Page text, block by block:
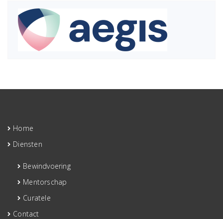
Home
Diensten
Bewindvoering
Mentorschap
Curatele
Contact